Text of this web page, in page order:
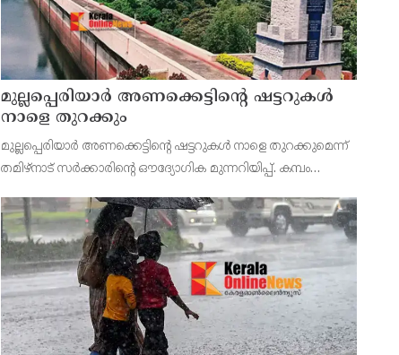
മുല്ലപ്പെരിയാർ അണക്കെട്ടിന്റെ ഷട്ടറുകൾ
നാളെ തുറക്കും
മുല്ലപ്പെരിയാർ അണക്കെട്ടിന്റെ ഷട്ടറുകൾ നാളെ തുറക്കുമെന്ന്
തമിഴ്‌നാട് സർക്കാരിന്റെ ഔദ്യോഗിക മുന്നറിയിപ്പ്. കമ്പം
നെൽകൃഷിക്കായി ജലം തുറന്നുവിടുന്ന ചടങ്ങിൽ തമിഴ്ന